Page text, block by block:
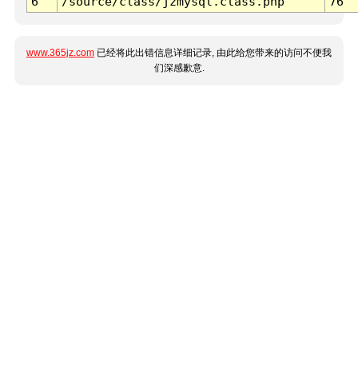
www.365jz.com 已经将此出错信息详细记录, 由此给您带来的访问不便我
们深感歉意.